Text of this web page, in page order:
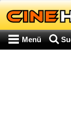
Menü